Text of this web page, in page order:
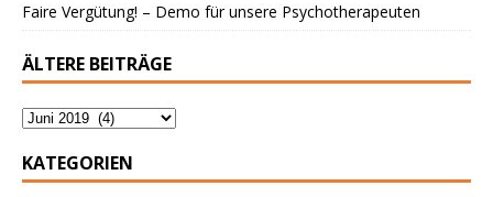
Faire Vergütung! – Demo für unsere Psychotherapeuten
ÄLTERE BEITRÄGE
KATEGORIEN